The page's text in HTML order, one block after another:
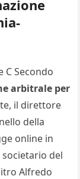
C Secondo
arbitrale per
il direttore
della
online in
del
Alfredo